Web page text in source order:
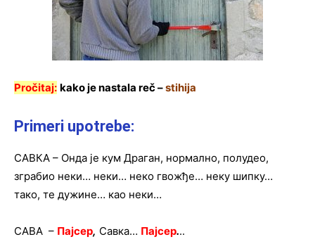
Pročitaj: kako je nastala reč –stihija
Primeri upotrebe:
САВКА – Онда је кум Драган, нормално, полудео,
зграбио неки… неки… неко гвожђе… неку шипку…
тако, те дужине… као неки…
САВА – Пајсер, Савка… Пајсер...